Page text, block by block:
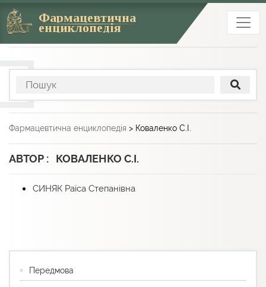
Фармацевтична
енциклопедія
Фармацевтична енциклопедія > Коваленко С.І.
АВТОР : КОВАЛЕНКО С.І.
СИНЯК Раїса Степанівна
Передмова